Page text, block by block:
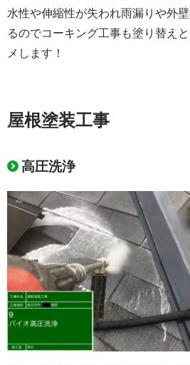
水性や伸縮性が失われ雨漏りや外
るのでコーキング工事も塗り替え
メします！
屋根塗装工事
高圧洗浄